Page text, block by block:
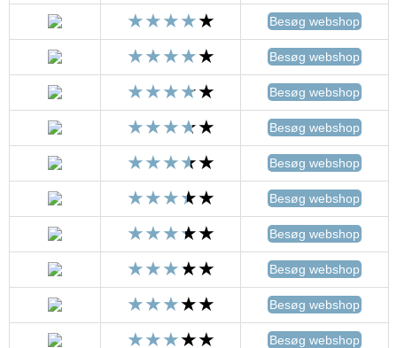
Besøg webshop
Besøg webshop
Besøg webshop
Besøg webshop
Besøg webshop
Besøg webshop
Besøg webshop
Besøg webshop
Besøg webshop
Besøg webshop